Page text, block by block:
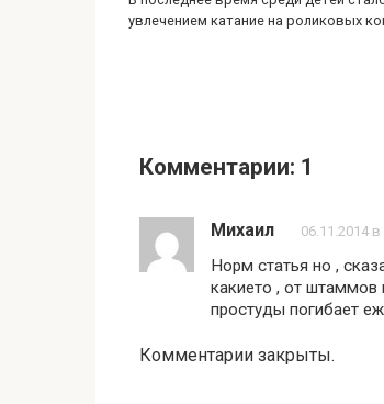
увлечением катание на роликовых
Комментарии: 1
Михаил 06.11.2014 в
Норм статья но ,
какието , от штаммов
простуды погибает
Комментарии закрыты.